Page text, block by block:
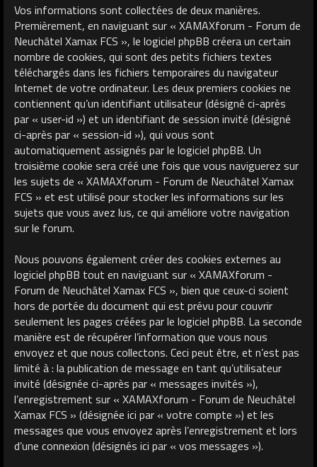
Vos informations sont collectées de deux manières.
Premièrement, en naviguant sur « XAMAXforum - Forum de
Neuchâtel Xamax FCS », le logiciel phpBB créera un certain
nombre de cookies, qui sont des petits fichiers textes
téléchargés dans les fichiers temporaires du navigateur
Internet de votre ordinateur. Les deux premiers cookies ne
contiennent qu’un identifiant utilisateur (désigné ci-après
par « user-id ») et un identifiant de session invité (désigné
ci-après par « session-id »), qui vous sont
automatiquement assignés par le logiciel phpBB. Un
troisième cookie sera créé une fois que vous naviguerez sur
les sujets de « XAMAXforum - Forum de Neuchâtel Xamax
FCS » et est utilisé pour stocker les informations sur les
sujets que vous avez lus, ce qui améliore votre navigation
sur le forum.
Nous pouvons également créer des cookies externes au
logiciel phpBB tout en naviguant sur « XAMAXforum -
Forum de Neuchâtel Xamax FCS », bien que ceux-ci soient
hors de portée du document qui est prévu pour couvrir
seulement les pages créées par le logiciel phpBB. La seconde
manière est de récupérer l’information que vous nous
envoyez et que nous collectons. Ceci peut être, et n’est pas
limité à : la publication de message en tant qu’utilisateur
invité (désignée ci-après par « messages invités »),
l’enregistrement sur « XAMAXforum - Forum de Neuchâtel
Xamax FCS » (désignée ici par « votre compte ») et les
messages que vous envoyez après l’enregistrement et lors
d’une connexion (désignés ici par « vos messages »).